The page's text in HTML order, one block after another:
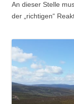
An dieser Stelle
der „richtigen“